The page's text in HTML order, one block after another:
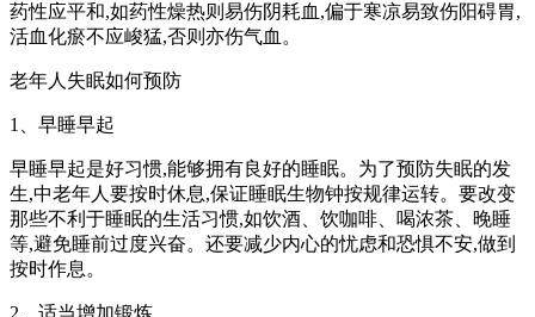
药性应平和,如药性燥热则易伤阴耗血,偏于寒凉易致伤阳碍胃,
活血化瘀不应峻猛,否则亦伤气血。
老年人失眠如何预防
1、早睡早起
早睡早起是好习惯,能够拥有良好的睡眠。为了预防失眠的发
生,中老年人要按时休息,保证睡眠生物钟按规律运转。要改变
那些不利于睡眠的生活习惯,如饮酒、饮咖啡、喝浓茶、晚睡
等,避免睡前过度兴奋。还要减少内心的忧虑和恐惧不安,做到
按时作息。